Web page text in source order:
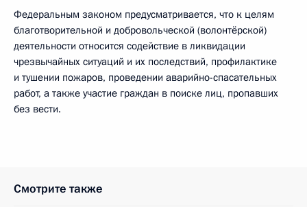
Федеральным законом предусматривается, что к целям
благотворительной и добровольческой (волонтёрской)
деятельности относится содействие в ликвидации
чрезвычайных ситуаций и их последствий, профилактике
и тушении пожаров, проведении аварийно-спасательных
работ, а также участие граждан в поиске лиц, пропавших
без вести.
Смотрите также